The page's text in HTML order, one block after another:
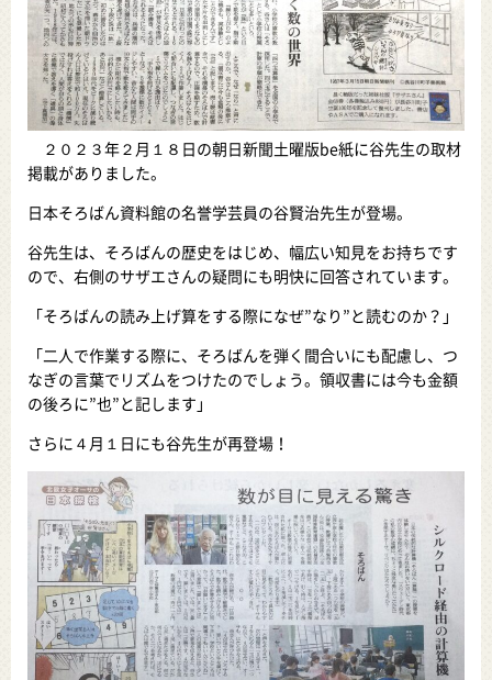
２０２３年２月１８日の朝日新聞土曜版be紙に谷先生の取材
掲載がありました。
日本そろばん資料館の名誉学芸員の谷賢治先生が登場。
谷先生は、そろばんの歴史をはじめ、幅広い知見をお持ちです
ので、右側のサザエさんの疑問にも明快に回答されています。
「そろばんの読み上げ算をする際になぜ”なり”と読むのか？」
「二人で作業する際に、そろばんを弾く間合いにも配慮し、つ
なぎの言葉でリズムをつけたのでしょう。領収書には今も金額
の後ろに”也”と記します」
さらに４月１日にも谷先生が再登場！